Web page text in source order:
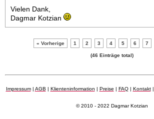
Vielen Dank,
Dagmar Kotzian
« Vorherige 1 2 3 4 5 6 7
(46 Einträge total)
Impressum| AGB | Klienteninformation | Preise | FAQ| Kontakt|
© 2010 - 2022 Dagmar Kotzian